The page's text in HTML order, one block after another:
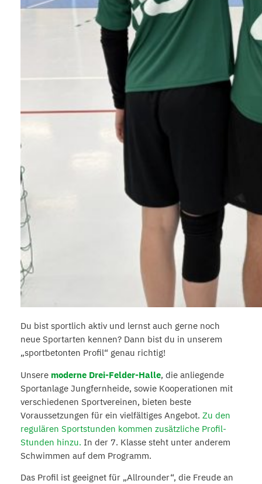
Du bist sportlich aktiv und lernst auch gerne noch
neue Sportarten kennen? Dann bist du in unserem
„sportbetonten Profil“ genau richtig!
Unsere moderne Drei-Felder-Halle, die anliegende
Sportanlage Jungfernheide, sowie Kooperationen mit
verschiedenen Sportvereinen, bieten beste
Voraussetzungen für ein vielfältiges Angebot. Zu den
regulären Sportstunden kommen zusätzliche Profil-
Stunden hinzu. In der 7. Klasse steht unter anderem
Schwimmen auf dem Programm.
Das Profil ist geeignet für „Allrounder“, die Freude an